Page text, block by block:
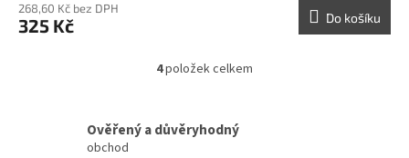
268,60 Kč bez DPH
325 Kč Do košíku
O
á
4položek celkem
Ověřený a důvěryhodný
obchod